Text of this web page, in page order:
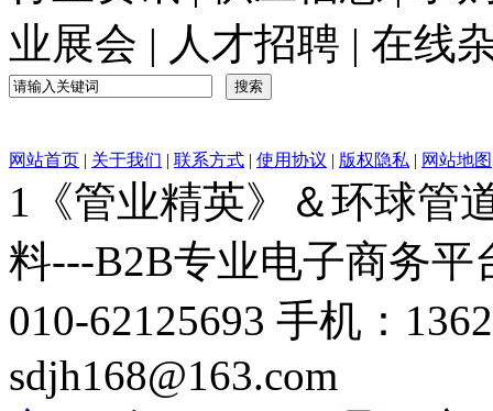
业展会 | 人才招聘 | 在线
网站首页 | 关于我们 | 联系方式 | 使用协议 | 版权隐私 | 网站地图
1《管业精英》＆环球管
料---B2B专业电子商务平
010-62125693 手机：
sdjh168@163.com